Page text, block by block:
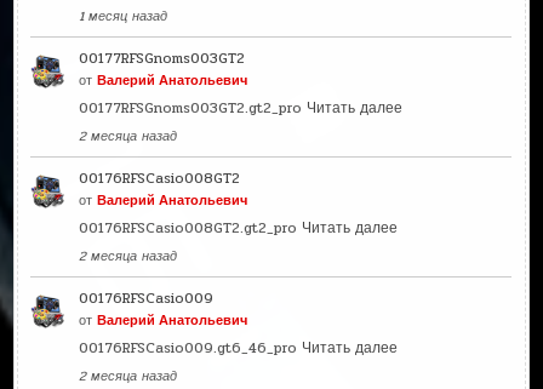
1 месяц назад
00177RFSGnoms003GT2
отВалерий Анатольевич
00177RFSGnoms003GT2.gt2_pro Читать далее
2 месяца назад
00176RFSCasio008GT2
отВалерий Анатольевич
00176RFSCasio008GT2.gt2_pro Читать далее
2 месяца назад
00176RFSCasio009
отВалерий Анатольевич
00176RFSCasio009.gt6_46_pro Читать далее
2 месяца назад